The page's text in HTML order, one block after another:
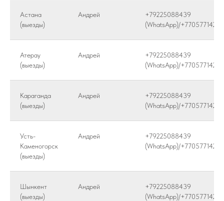
Астана
(выезды)
Андрей
+79225088439
(WhatsApp)/+77057714246
Атерау
(выезды)
Андрей
+79225088439
(WhatsApp)/+77057714246
Караганда
(выезды)
Андрей
+79225088439
(WhatsApp)/+77057714246
Усть-
Каменогорск
(выезды)
Андрей
+79225088439
(WhatsApp)/+77057714246
Шынкент
(выезды)
Андрей
+79225088439
(WhatsApp)/+77057714246